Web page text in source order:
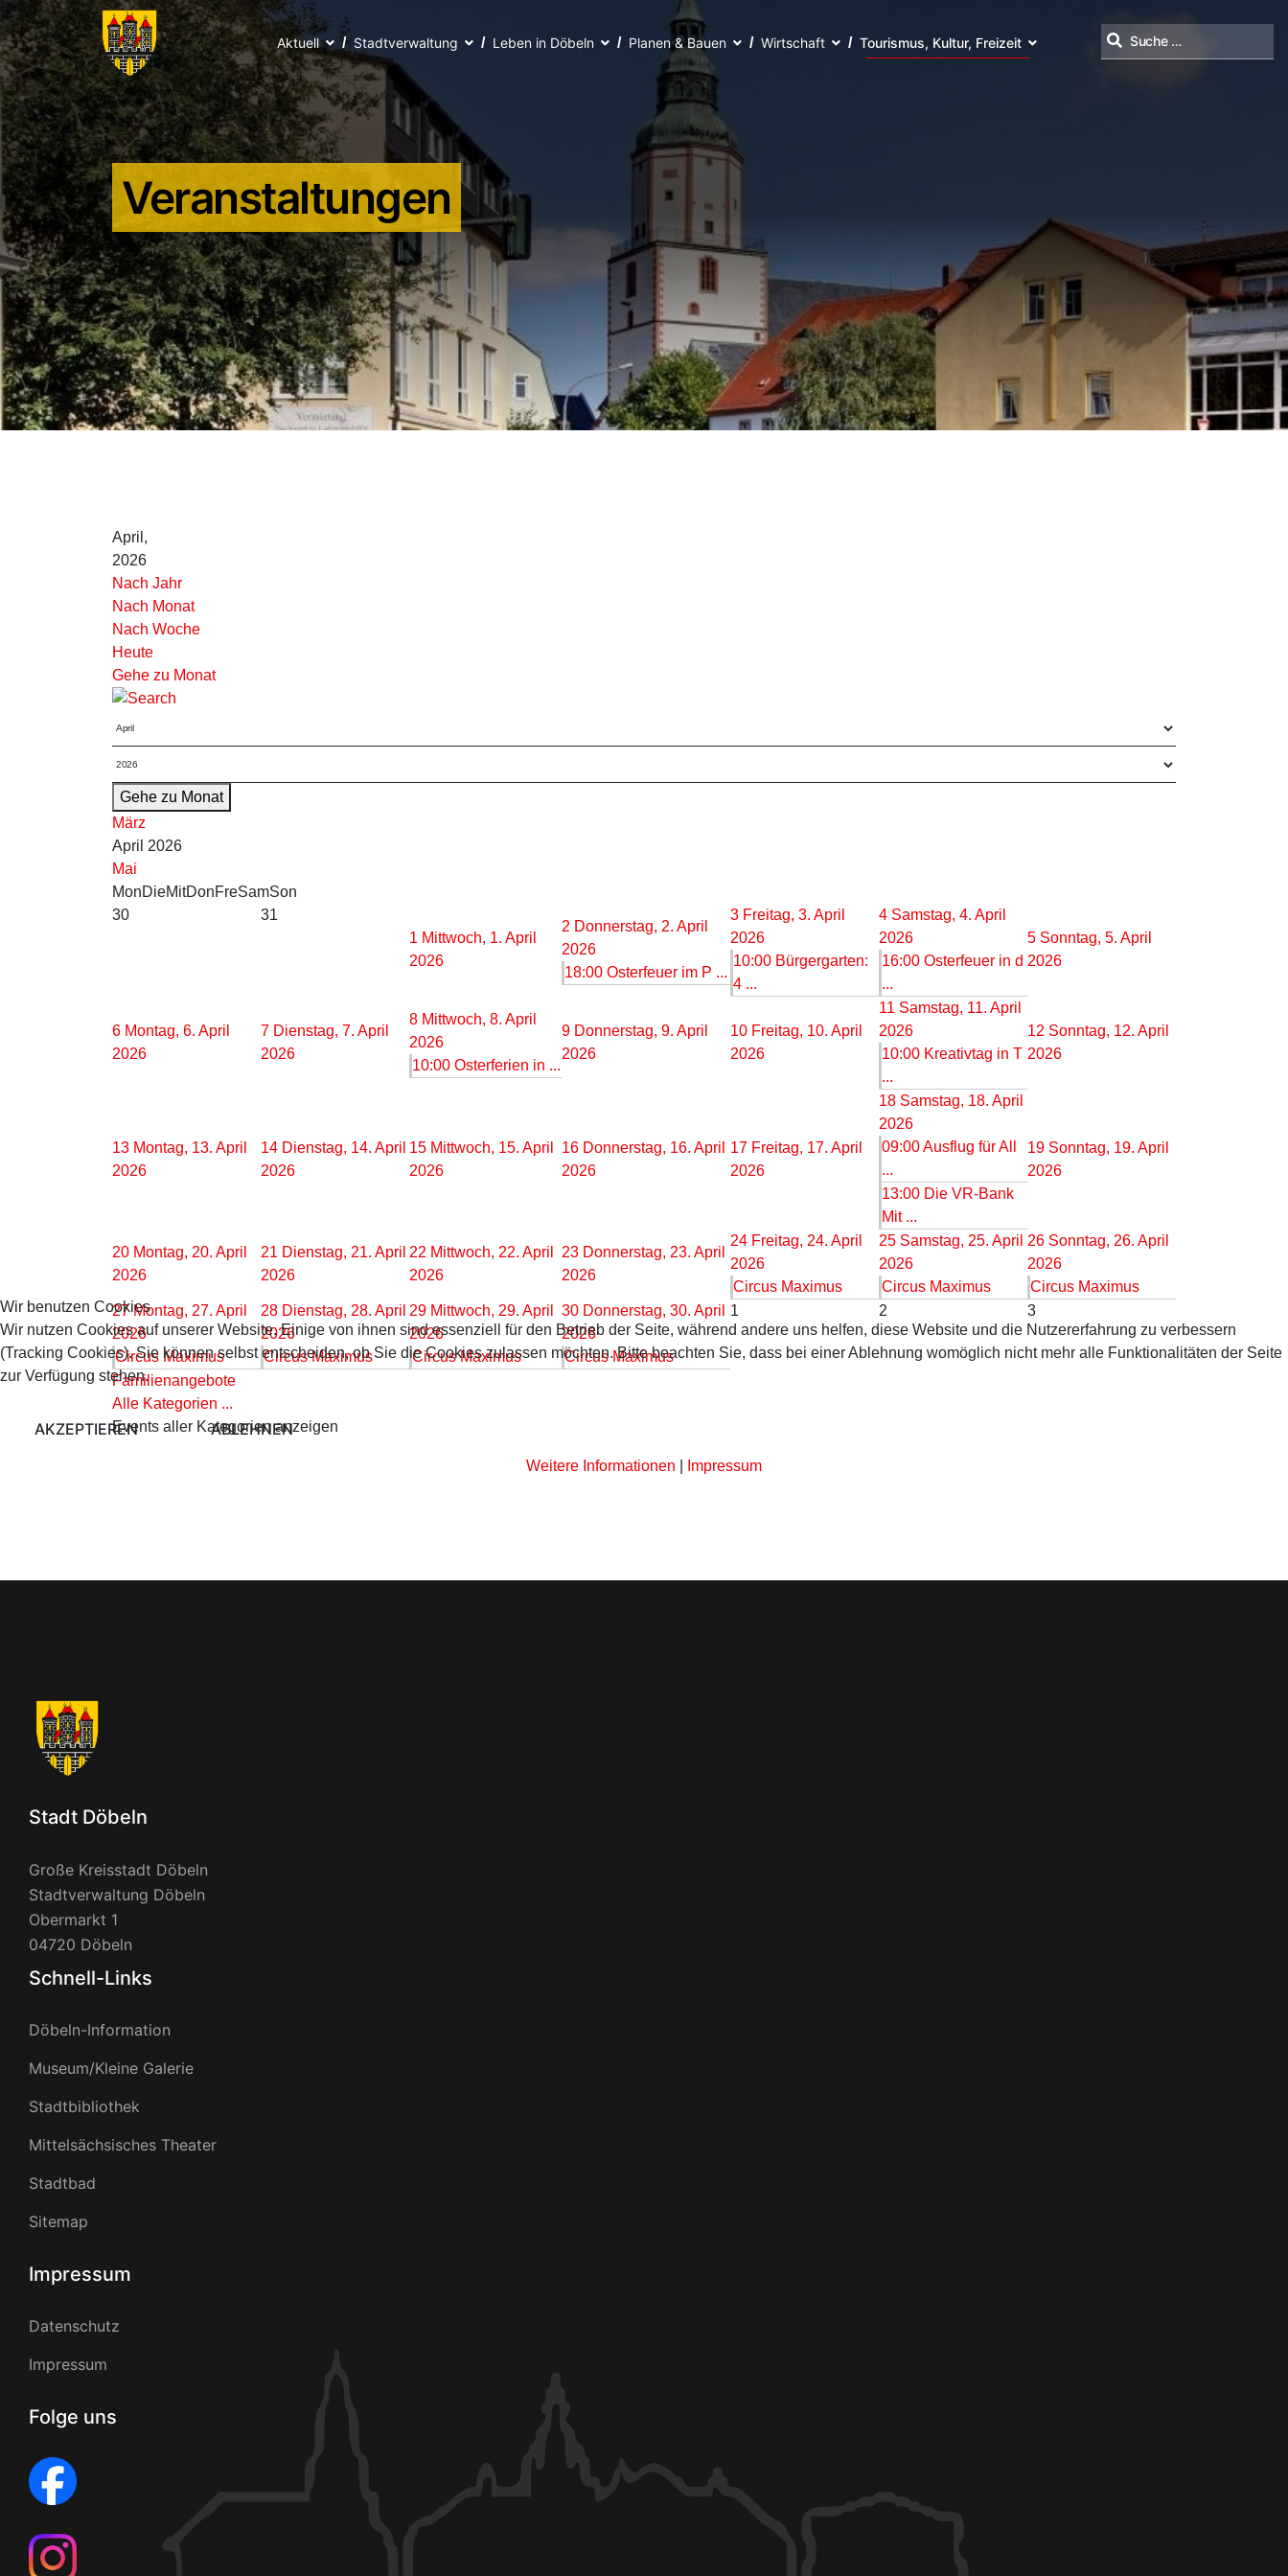
Aktuell Stadtverwaltung Leben in Döbeln Planen & Bauen Wirtschaft Tourismus, Kultur, Freizeit
Veranstaltungen
April,
2026
Nach Jahr
Nach Monat
Nach Woche
Heute
Gehe zu Monat
Gehe zu Monat
März
April 2026
Mai
MonDieMitDonFreSamSon
30
31
1 Mittwoch, 1. April
2026
2 Donnerstag, 2. April
2026
18:00 Osterfeuer im P ...
3 Freitag, 3. April
2026
10:00 Bürgergarten:
4 ...
4 Samstag, 4. April
2026
16:00 Osterfeuer in d
...
5 Sonntag, 5. April
2026
6 Montag, 6. April
2026
7 Dienstag, 7. April
2026
8 Mittwoch, 8. April
2026
10:00 Osterferien in ...
9 Donnerstag, 9. April
2026
10 Freitag, 10. April
2026
11 Samstag, 11. April
2026
10:00 Kreativtag in T
...
12 Sonntag, 12. April
2026
13 Montag, 13. April
2026
14 Dienstag, 14. April
2026
15 Mittwoch, 15. April
2026
16 Donnerstag, 16. April
2026
17 Freitag, 17. April
2026
18 Samstag, 18. April
2026
09:00 Ausflug für All
...
13:00 Die VR-Bank
Mit ...
19 Sonntag, 19. April
2026
20 Montag, 20. April
2026
21 Dienstag, 21. April
2026
22 Mittwoch, 22. April
2026
23 Donnerstag, 23. April
2026
24 Freitag, 24. April
2026
Circus Maximus
25 Samstag, 25. April
2026
Circus Maximus
26 Sonntag, 26. April
2026
Circus Maximus
27 Montag, 27. April
2026
Circus Maximus
28 Dienstag, 28. April
2026
Circus Maximus
29 Mittwoch, 29. April
2026
Circus Maximus
30 Donnerstag, 30. April
2026
Circus Maximus
1 2 3
Familienangebote
Alle Kategorien ...
Events aller Kategorien anzeigen
Stadt Döbeln
Große Kreisstadt Döbeln
Stadtverwaltung Döbeln
Obermarkt 1
04720 Döbeln
Schnell-Links
Döbeln-Information
Museum/Kleine Galerie
Stadtbibliothek
Mittelsächsisches Theater
Stadtbad
Sitemap
Impressum
Datenschutz
Impressum
Folge uns
Wir benutzen Cookies
Wir nutzen Cookies auf unserer Website. Einige von ihnen sind essenziell für den Betrieb der Seite, während andere uns helfen, diese Website und die Nutzererfahrung zu verbessern
(Tracking Cookies). Sie können selbst entscheiden, ob Sie die Cookies zulassen möchten. Bitte beachten Sie, dass bei einer Ablehnung womöglich nicht mehr alle Funktionalitäten der Seite
zur Verfügung stehen.
AKZEPTIEREN ABLEHNEN
Weitere Informationen Impressum